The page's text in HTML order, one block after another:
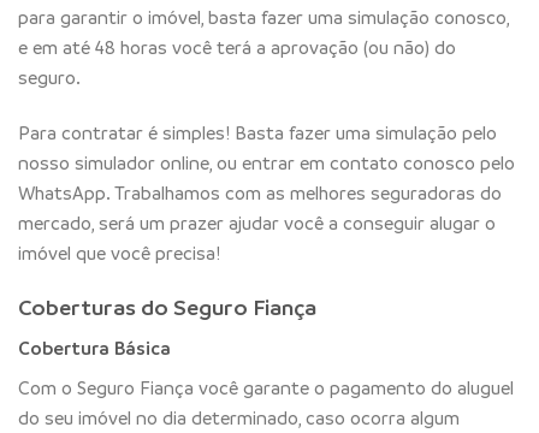
para garantir o imóvel, basta fazer uma simulação conosco,
e em até 48 horas você terá a aprovação (ou não) do
seguro.
Para contratar é simples! Basta fazer uma simulação pelo
nosso simulador online, ou entrar em contato conosco pelo
WhatsApp. Trabalhamos com as melhores seguradoras do
mercado, será um prazer ajudar você a conseguir alugar o
imóvel que você precisa!
Coberturas do Seguro Fiança
Cobertura Básica
Com o Seguro Fiança você garante o pagamento do aluguel
do seu imóvel no dia determinado, caso ocorra algum